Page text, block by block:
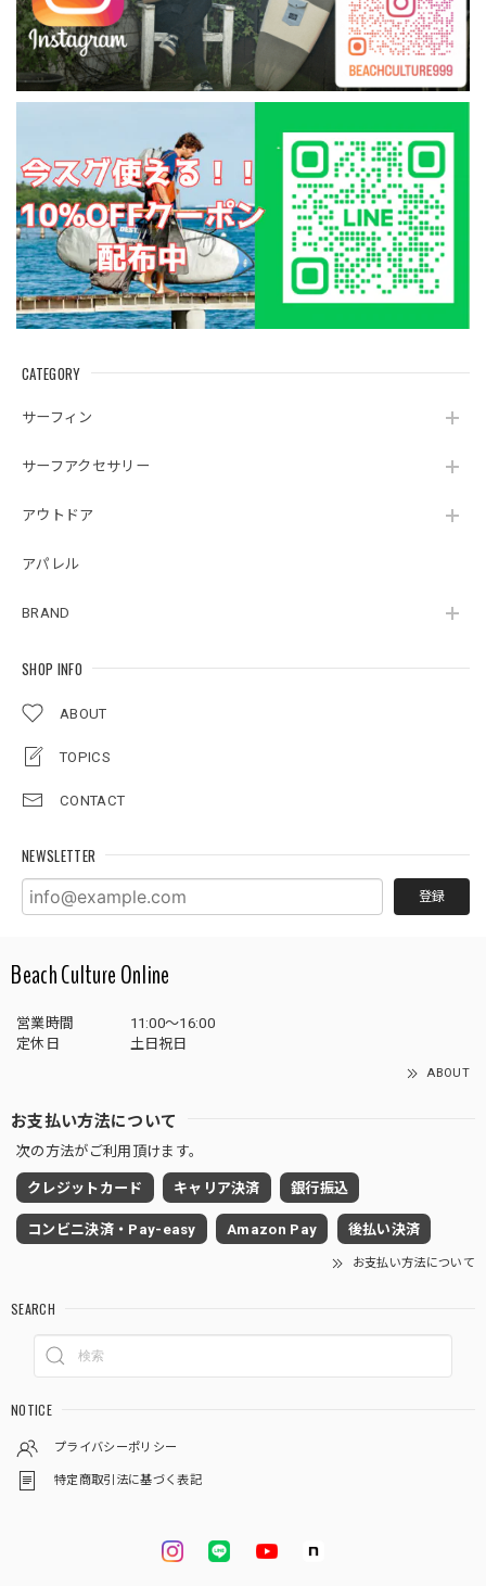
CATEGORY
サーフィン
サーフアクセサリー
アウトドア
アパレル
BRAND
SHOP INFO
ABOUT
TOPICS
CONTACT
NEWSLETTER
登録
Beach Culture Online
営業時間
11:00～16:00
定休日
土日祝日
ABOUT
お支払い方法について
次の方法がご利用頂けます。
クレジットカード キャリア決済 銀行振込
コンビニ決済・Pay-easy Amazon Pay 後払い決済
お支払い方法について
SEARCH
NOTICE
プライバシーポリシー
特定商取引法に基づく表記